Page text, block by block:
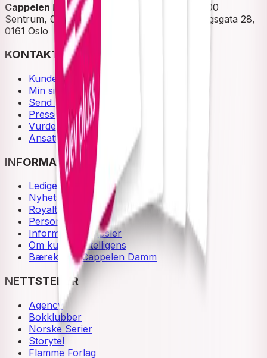
Cappelen Damm| Postadresse: Postboks 1900
Sentrum, 0055 Oslo | Besøksadresse: Stortingsgata 28,
0161 Oslo
KONTAKT OSS
Kundeservice
Min side
Send inn manus
Presse
Vurderingseksemplar
Ansatte
INFORMASJON
Ledige stillinger
Nyhetsbrev
Royaltyportal
Personvern
Informasjonskapsler
Om kunstig intelligens
Bærekraft i Cappelen Damm
NETTSTEDER
Agency
Bokklubber
Norske Serier
Storytel
Flamme Forlag